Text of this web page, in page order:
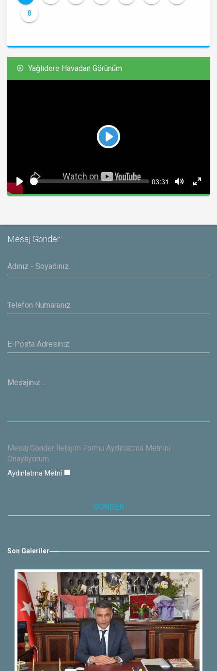
8
Yağlıdere Havadan Görünüm
Play
Play
Seek Current
03:31
Mute
Mesaj Gönder
Mesaj Gönder İletişim Formu Aydınlatma Metnini
Onaylıyorum.
Aydınlatma Metni
Son Galeriler